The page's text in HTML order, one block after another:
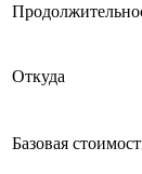
Откуда
Базовая